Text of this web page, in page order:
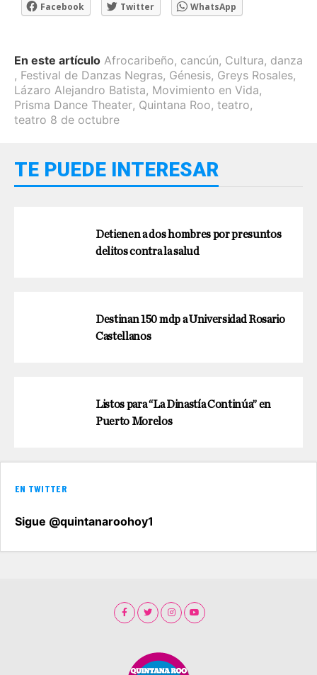
Facebook Twitter WhatsApp
En este artículo Afrocaribeño, cancún, Cultura, danza
, Festival de Danzas Negras, Génesis, Greys Rosales,
Lázaro Alejandro Batista, Movimiento en Vida,
Prisma Dance Theater, Quintana Roo, teatro,
teatro 8 de octubre
TE PUEDE INTERESAR
Detienen a dos hombres por presuntos
delitos contra la salud
Destinan 150 mdp a Universidad Rosario
Castellanos
Listos para “La Dinastía Continúa” en
Puerto Morelos
EN TWITTER
Sigue @quintanaroohoy1